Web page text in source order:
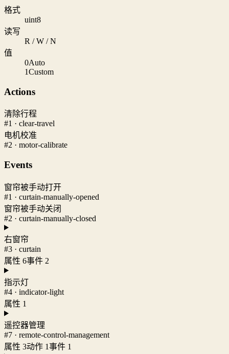
格式
uint8
读写
R / W / N
值
0Auto
1Custom
Actions
清除行程
#1 · clear-travel
电机校准
#2 · motor-calibrate
Events
窗帘被手动打开
#1 · curtain-manually-opened
窗帘被手动关闭
#2 · curtain-manually-closed
右窗帘
#3 · curtain
属性 6事件 2
指示灯
#4 · indicator-light
属性 1
遥控器管理
#7 · remote-control-management
属性 3动作 1事件 1